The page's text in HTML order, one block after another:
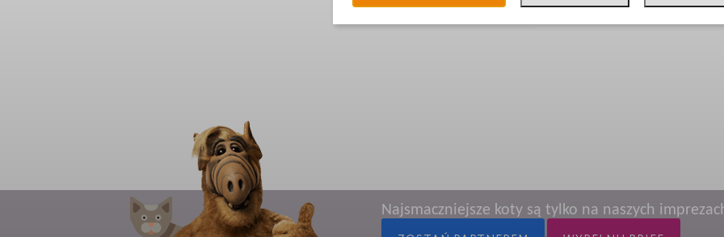
Najsmaczniejsze koty są tylko na naszych